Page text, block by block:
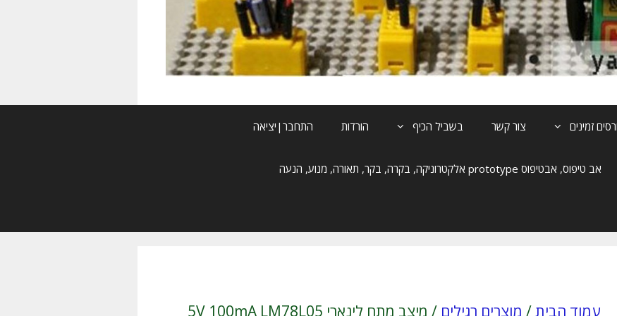
זמינים צור קשר בשביל הכיף הורדות התחבר|יציאה
אב טיפוס, אבטיפוס prototype אלקטרוניקה, בקרה, בקר, תאורה, מנוע, הנעה
עמוד הבית/ מוצרים רגילים / מיצב מתח לינארי 5V 100mA LM78L05